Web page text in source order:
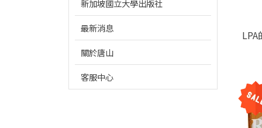
新加坡國立大學出版社
最新消息
關於唐山
客服中心